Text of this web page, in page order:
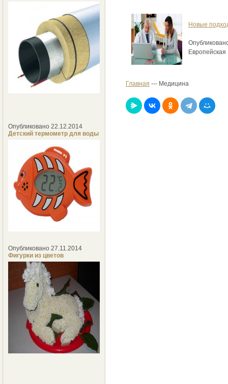
Опубликовано 22.12.2014
Детский термометр для воды
Опубликовано 27.11.2014
Фигурки из цветов
Новые
Главная --- Медицина